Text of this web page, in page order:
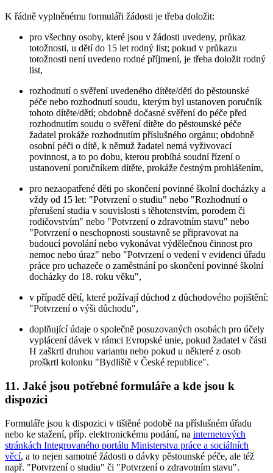
K řádně vyplněnému formuláři žádosti je třeba doložit:
pro všechny osoby, které jsou v žádosti uvedeny, průkaz
totožnosti, u dětí do 15 let rodný list; pokud v průkazu
totožnosti není uvedeno rodné příjmení, je třeba doložit rodný
list,
rozhodnutí o svěření uvedeného dítěte/dětí do pěstounské
péče nebo rozhodnutí soudu, kterým byl ustanoven poručník
tohoto dítěte/dětí; obdobně dočasné svěření do péče před
rozhodnutím soudu o svěření dítěte do pěstounské péče
žadatel prokáže rozhodnutím příslušného orgánu; obdobně
osobní péči o dítě, k němuž žadatel nemá vyživovací
povinnost, a to po dobu, kterou probíhá soudní řízení o
ustanovení poručníkem dítěte, prokáže čestným prohlášením,
pro nezaopatřené děti po skončení povinné školní docházky a
vždy od 15 let: "Potvrzení o studiu" nebo "Rozhodnutí o
přerušení studia v souvislosti s těhotenstvím, porodem či
rodičovstvím" nebo "Potvrzení o zdravotním stavu" nebo
"Potvrzení o neschopnosti soustavně se připravovat na
budoucí povolání nebo vykonávat výdělečnou činnost pro
nemoc nebo úraz" nebo "Potvrzení o vedení v evidenci úřadu
práce pro uchazeče o zaměstnání po skončení povinné školní
docházky do 18. roku věku",
v případě dětí, které požívají důchod z důchodového pojištění:
"Potvrzení o výši důchodu",
doplňující údaje o společně posuzovaných osobách pro účely
vyplácení dávek v rámci Evropské unie, pokud žadatel v části
H zaškrtl druhou variantu nebo pokud u některé z osob
proškrtl kolonku "Bydliště v České republice".
11. Jaké jsou potřebné formuláře a kde jsou k
dispozici
Formuláře jsou k dispozici v tištěné podobě na příslušném úřadu
nebo ke stažení, příp. elektronickému podání, na internetových
stránkách Integrovaného portálu Ministerstva práce a sociálních
věcí, a to nejen samotné žádosti o dávky pěstounské péče, ale též
např. "Potvrzení o studiu" či "Potvrzení o zdravotním stavu".